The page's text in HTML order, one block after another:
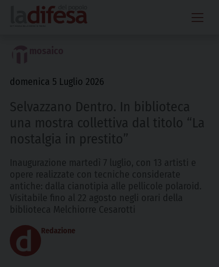
content
domenica 5 Luglio 2026
Selvazzano Dentro. In biblioteca
una mostra collettiva dal titolo “La
nostalgia in prestito”
Inaugurazione martedì 7 luglio, con 13 artisti e
opere realizzate con tecniche considerate
antiche: dalla cianotipia alle pellicole polaroid.
Visitabile fino al 22 agosto negli orari della
biblioteca Melchiorre Cesarotti
Redazione